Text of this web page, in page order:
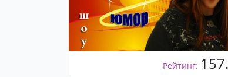
Рейтинг: